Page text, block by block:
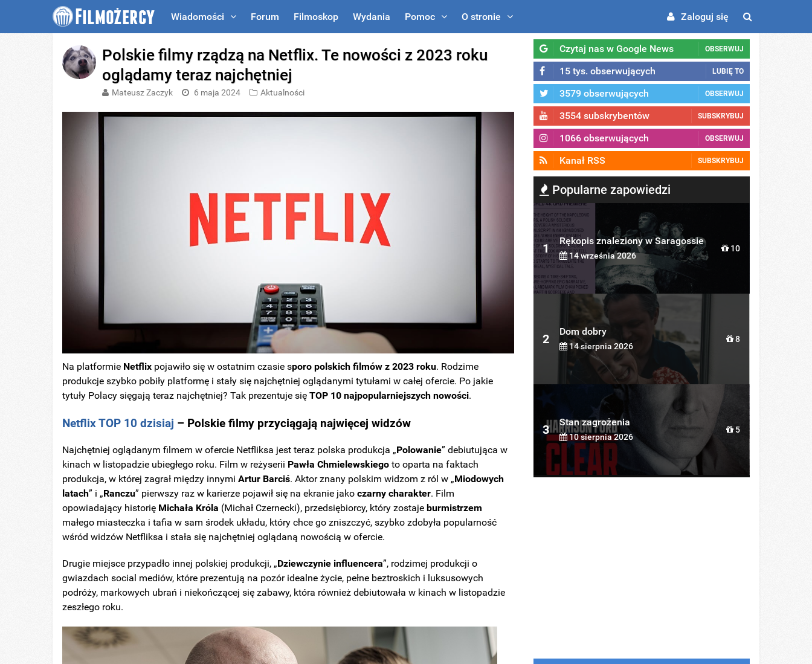
Wiadomości Forum Filmoskop Wydania Pomoc O stronie Zaloguj się
Polskie filmy rządzą na Netflix. Te nowości z 2023 roku
oglądamy teraz najchętniej
Mateusz Zaczyk 6 maja 2024 Aktualności
Na platformie Netflix pojawiło się w ostatnim czasie sporo polskich filmów z 2023 roku. Rodzime
produkcje szybko pobiły platformę i stały się najchętniej oglądanymi tytułami w całej ofercie. Po jakie
tytuły Polacy sięgają teraz najchętniej? Tak prezentuje sięTOP 10 najpopularniejszych nowości.
Netflix TOP 10 dzisiaj – Polskie filmy przyciągają najwięcej widzów
Najchętniej oglądanym filmem w ofercie Netfliksa jest teraz polska produkcja „Polowanie” debiutująca w
kinach w listopadzie ubiegłego roku. Film w reżyserii Pawła Chmielewskiego to oparta na faktach
produkcja, w której zagrał między innymiArtur Barciś. Aktor znany polskim widzom z ról w „Miodowych
latach” i „Ranczu” pierwszy raz w karierze pojawił się na ekranie jakoczarny charakter. Film
opowiadający historię Michała Króla (Michał Czernecki), przedsiębiorcy, który zostajeburmistrzem
małego miasteczka i tafia w sam środek układu, który chce go zniszczyć, szybko zdobyła popularność
wśród widzów Netfliksa i stała się najchętniej oglądaną nowością w ofercie.
Drugie miejsce przypadło innej polskiej produkcji, „Dziewczynie influencera”, rodzimej produkcji o
gwiazdach social mediów, które prezentują na pozór idealne życie, pełne beztroskich i luksusowych
podróży, markowych ubrań i niekończącej się zabawy, która również debiutowała w kinach w listopadzie
zeszłego roku.
Czytaj nas w Google News OBSERWUJ
15 tys. obserwujących LUBIĘ TO
3579 obserwujących OBSERWUJ
3554 subskrybentów SUBSKRYBUJ
1066 obserwujących OBSERWUJ
Kanał RSS SUBSKRYBUJ
Popularne zapowiedzi
1
Rękopis znaleziony w Saragossie
14 września 2026
10
2
Dom dobry
14 sierpnia 2026
8
3
Stan zagrożenia
10 sierpnia 2026
5